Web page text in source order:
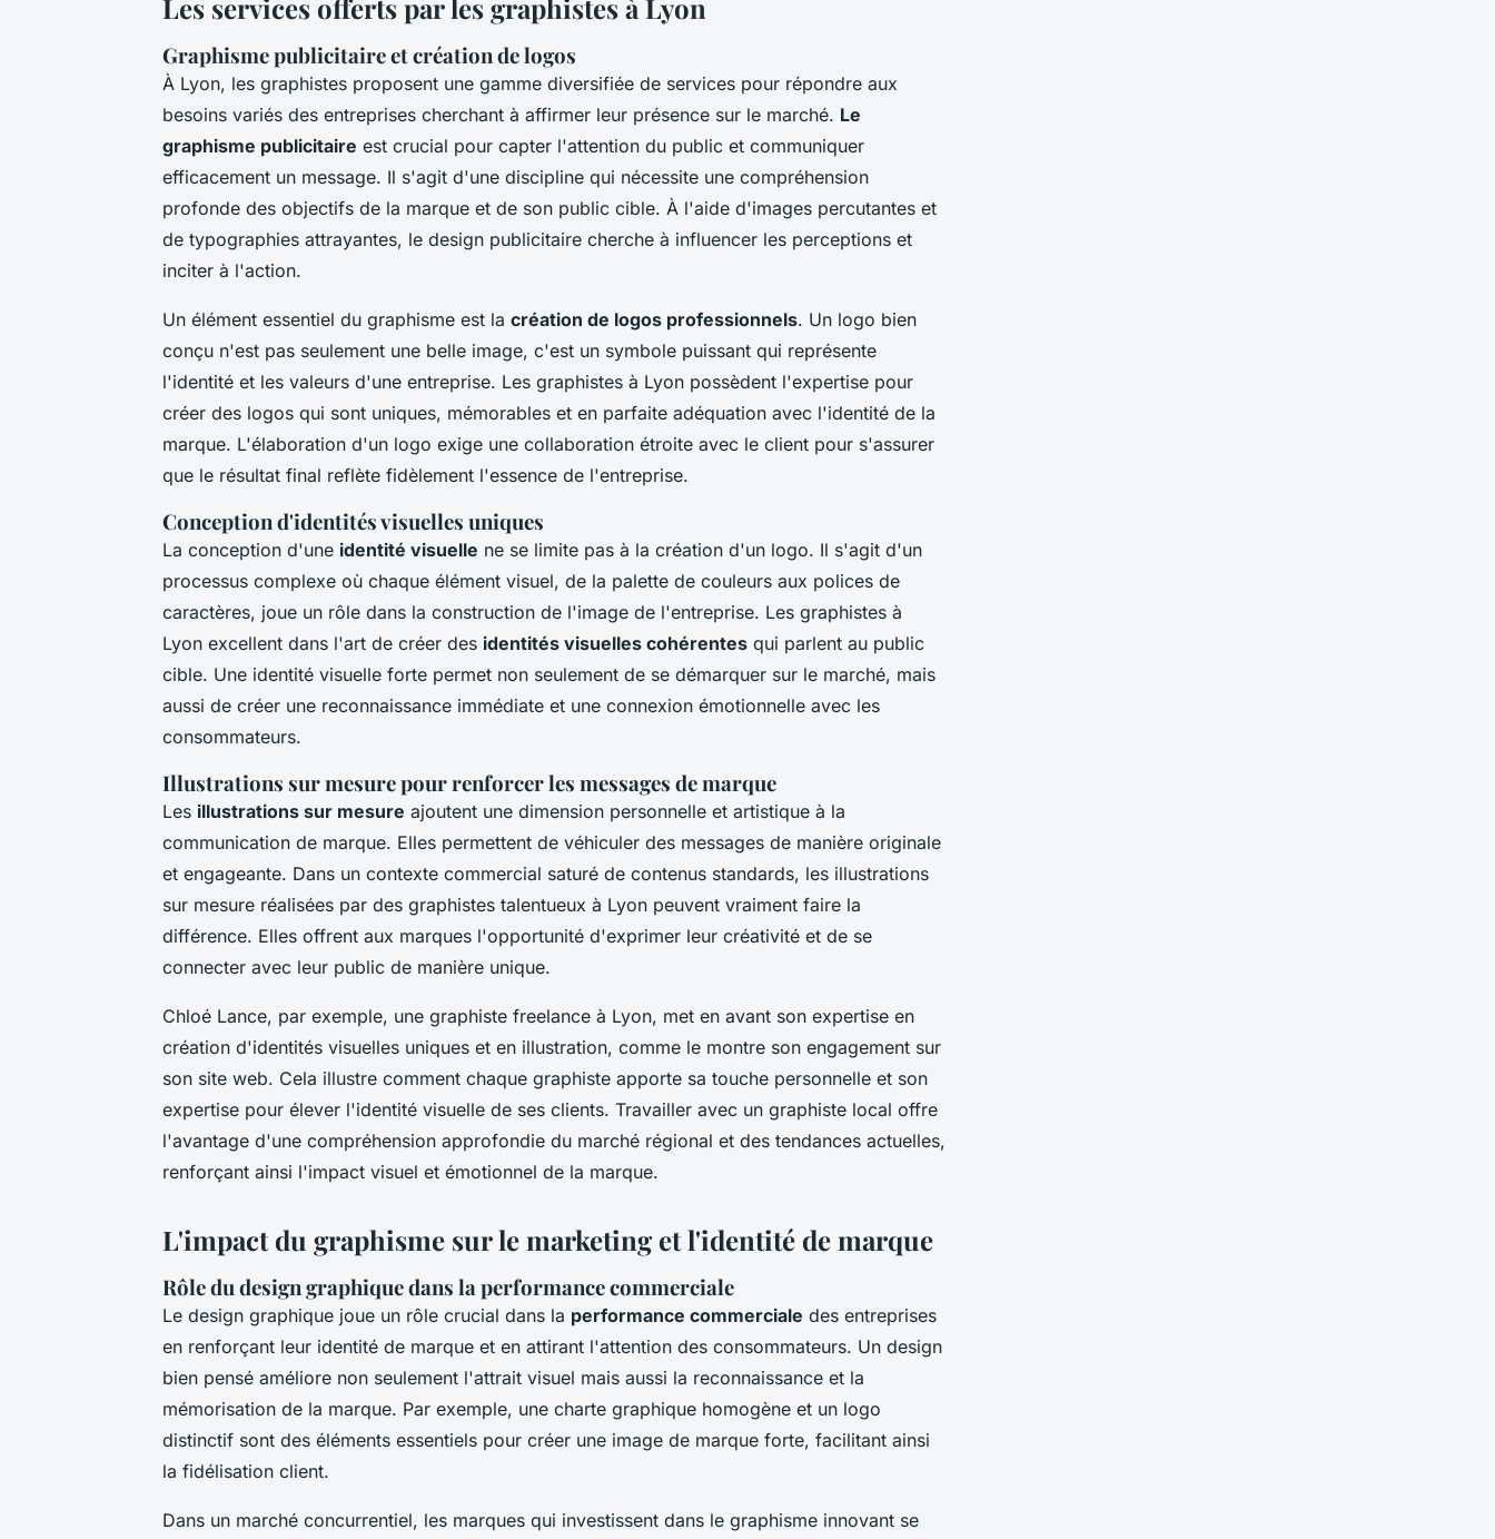
Les services offerts par les graphistes à Lyon
Graphisme publicitaire et création de logos
À Lyon, les graphistes proposent une gamme diversifiée de services pour répondre aux
besoins variés des entreprises cherchant à affirmer leur présence sur le marché. Le
graphisme publicitaire est crucial pour capter l'attention du public et communiquer
efficacement un message. Il s'agit d'une discipline qui nécessite une compréhension
profonde des objectifs de la marque et de son public cible. À l'aide d'images percutantes et
de typographies attrayantes, le design publicitaire cherche à influencer les perceptions et
inciter à l'action.
Un élément essentiel du graphisme est la création de logos professionnels. Un logo bien
conçu n'est pas seulement une belle image, c'est un symbole puissant qui représente
l'identité et les valeurs d'une entreprise. Les graphistes à Lyon possèdent l'expertise pour
créer des logos qui sont uniques, mémorables et en parfaite adéquation avec l'identité de la
marque. L'élaboration d'un logo exige une collaboration étroite avec le client pour s'assurer
que le résultat final reflète fidèlement l'essence de l'entreprise.
Conception d'identités visuelles uniques
La conception d'une identité visuelle ne se limite pas à la création d'un logo. Il s'agit d'un
processus complexe où chaque élément visuel, de la palette de couleurs aux polices de
caractères, joue un rôle dans la construction de l'image de l'entreprise. Les graphistes à
Lyon excellent dans l'art de créer des identités visuelles cohérentes qui parlent au public
cible. Une identité visuelle forte permet non seulement de se démarquer sur le marché, mais
aussi de créer une reconnaissance immédiate et une connexion émotionnelle avec les
consommateurs.
Illustrations sur mesure pour renforcer les messages de marque
Les illustrations sur mesure ajoutent une dimension personnelle et artistique à la
communication de marque. Elles permettent de véhiculer des messages de manière originale
et engageante. Dans un contexte commercial saturé de contenus standards, les illustrations
sur mesure réalisées par des graphistes talentueux à Lyon peuvent vraiment faire la
différence. Elles offrent aux marques l'opportunité d'exprimer leur créativité et de se
connecter avec leur public de manière unique.
Chloé Lance, par exemple, une graphiste freelance à Lyon, met en avant son expertise en
création d'identités visuelles uniques et en illustration, comme le montre son engagement sur
son site web. Cela illustre comment chaque graphiste apporte sa touche personnelle et son
expertise pour élever l'identité visuelle de ses clients. Travailler avec un graphiste local offre
l'avantage d'une compréhension approfondie du marché régional et des tendances actuelles,
renforçant ainsi l'impact visuel et émotionnel de la marque.
L'impact du graphisme sur le marketing et l'identité de marque
Rôle du design graphique dans la performance commerciale
Le design graphique joue un rôle crucial dans la performance commerciale des entreprises
en renforçant leur identité de marque et en attirant l'attention des consommateurs. Un design
bien pensé améliore non seulement l'attrait visuel mais aussi la reconnaissance et la
mémorisation de la marque. Par exemple, une charte graphique homogène et un logo
distinctif sont des éléments essentiels pour créer une image de marque forte, facilitant ainsi
la fidélisation client.
Dans un marché concurrentiel, les marques qui investissent dans le graphisme innovant se